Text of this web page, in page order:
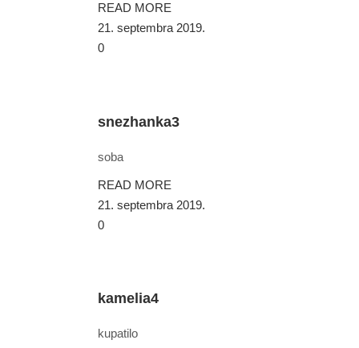
READ MORE
21. septembra 2019.
0
snezhanka3
soba
READ MORE
21. septembra 2019.
0
kamelia4
kupatilo